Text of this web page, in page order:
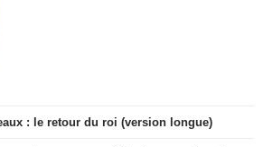
: le retour du roi (version longue)